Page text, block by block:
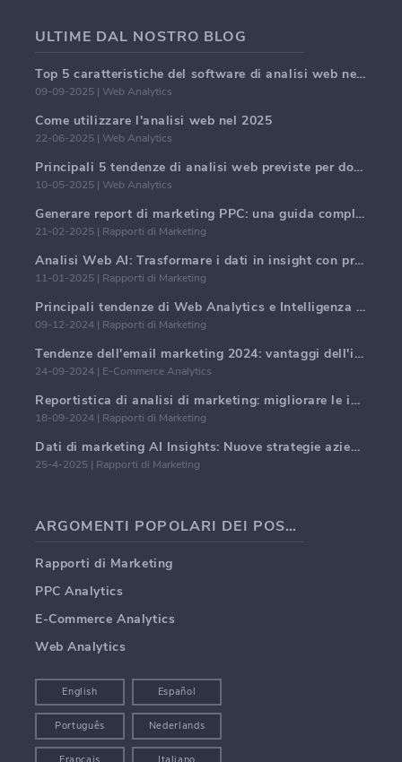
ULTIME DAL NOSTRO BLOG
Top 5 caratteristiche del software di analisi web nel 2025
09-09-2025 | Web Analytics
Come utilizzare l'analisi web nel 2025
22-06-2025 | Web Analytics
Principali 5 tendenze di analisi web previste per dominare nel 2025
10-05-2025 | Web Analytics
Generare report di marketing PPC: una guida completa
21-02-2025 | Rapporti di Marketing
Analisi Web AI: Trasformare i dati in insight con precisione
11-01-2025 | Rapporti di Marketing
Principali tendenze di Web Analytics e Intelligenza Artificiale nel 2024
09-12-2024 | Rapporti di Marketing
Tendenze dell'email marketing 2024: vantaggi dell'iper-personalizzazione
24-09-2024 | E-Commerce Analytics
Reportistica di analisi di marketing: migliorare le intuizioni aziendali
18-09-2024 | Rapporti di Marketing
Dati di marketing AI Insights: Nuove strategie aziendali per il 2024
25-4-2025 | Rapporti di Marketing
ARGOMENTI POPOLARI DEI POST DEI BLOG
Rapporti di Marketing
PPC Analytics
E-Commerce Analytics
Web Analytics
English Español
Português Nederlands